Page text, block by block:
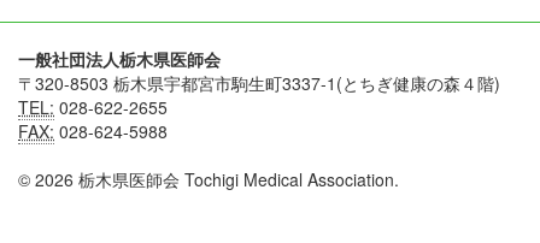
一般社団法人栃木県医師会
〒320-8503 栃木県宇都宮市駒生町3337-1(とちぎ健康の森４階)
TEL: 028-622-2655
FAX: 028-624-5988
© 2026 栃木県医師会 Tochigi Medical Association.